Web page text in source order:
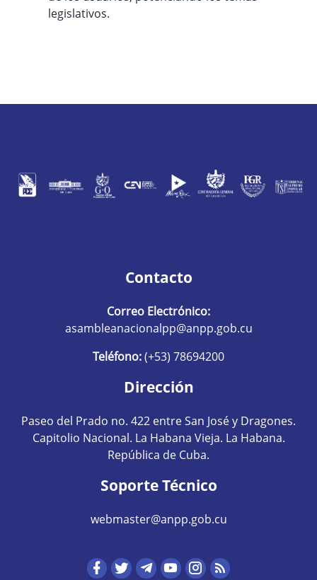
legislativos.
Contacto
Correo Electrónico:
asambleanacionalpp@anpp.gob.cu
Teléfono:(+53) 78694200
Dirección
Paseo del Prado no. 422 entre San José y Dragones.
Capitolio Nacional. La Habana Vieja. La Habana.
República de Cuba.
Soporte Técnico
webmaster@anpp.gob.cu
Redes sociales